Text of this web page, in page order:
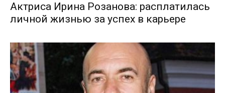
Актриса Ирина Розанова: расплатилась
личной жизнью за успех в карьере